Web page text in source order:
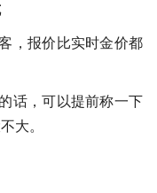
，报价比实时金价都
话，可以提前称一下
大。